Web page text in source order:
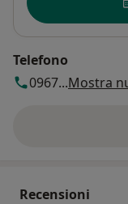
Telefono
0967...Mostra
Recensioni